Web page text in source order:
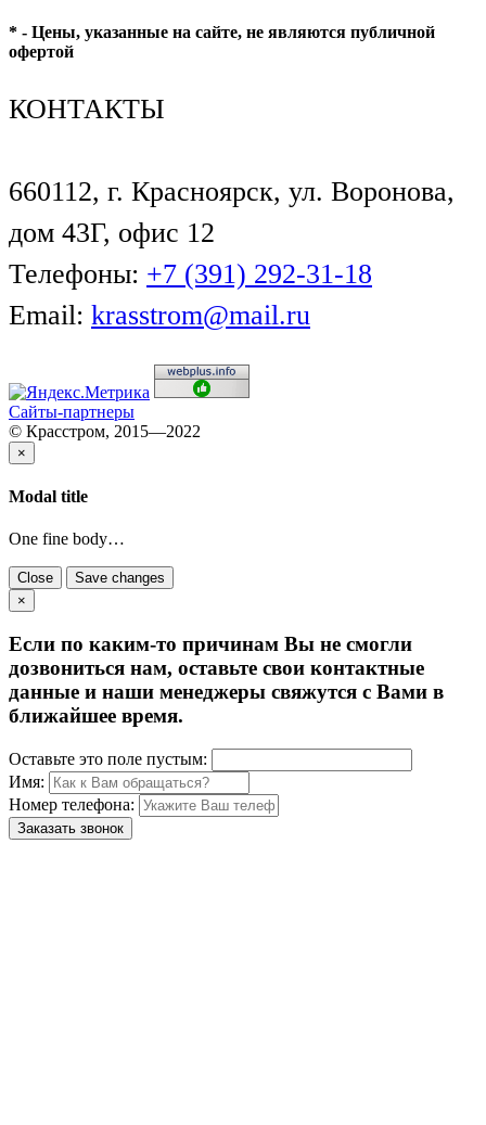
* - Цены, указанные на сайте, не являются публичной
офертой
КОНТАКТЫ
660112, г. Красноярск, ул. Воронова,
дом 43Г, офис 12
Телефоны: +7 (391) 292-31-18
Email: krasstrom@mail.ru
Сайты-партнеры
© Красстром, 2015—2022
×
Modal title
One fine body…
Close
Save changes
×
Если по каким-то причинам Вы не смогли
дозвониться нам, оставьте свои контактные
данные и наши менеджеры свяжутся с Вами в
ближайшее время.
Оставьте это поле пустым:
Имя:
Номер телефона:
Заказать звонок